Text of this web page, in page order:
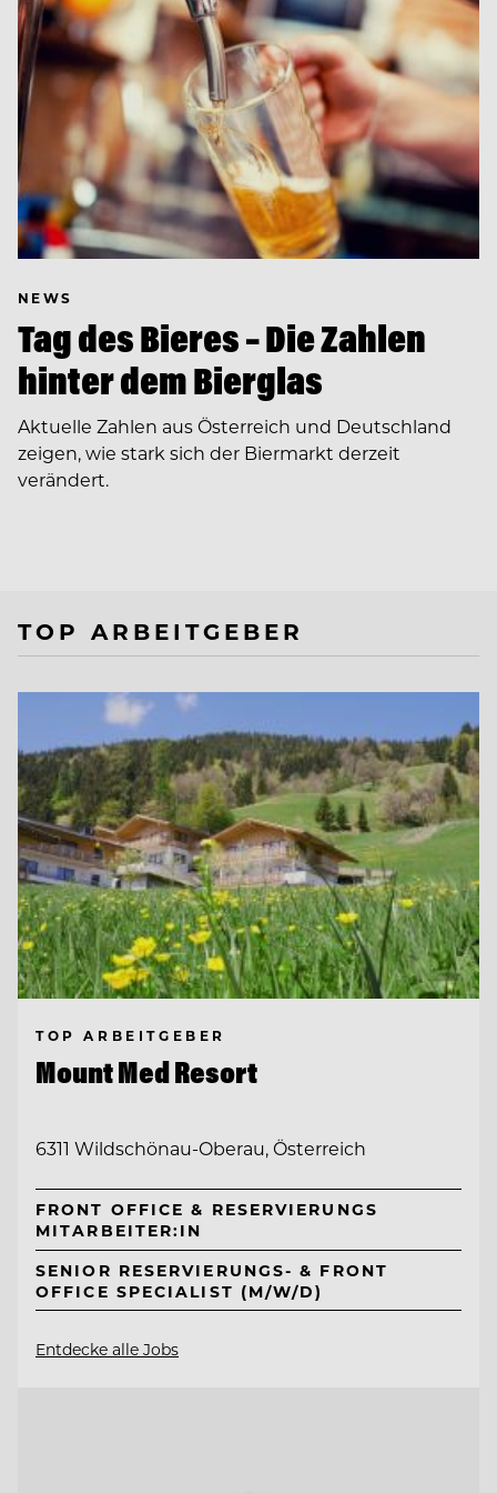
NEWS
Tag des Bieres – Die Zahlen
hinter dem Bierglas
Aktuelle Zahlen aus Österreich und Deutschland
zeigen, wie stark sich der Biermarkt derzeit
verändert.
TOP ARBEITGEBER
TOP ARBEITGEBER
Mount Med Resort
6311 Wildschönau-Oberau, Österreich
FRONT OFFICE & RESERVIERUNGS
MITARBEITER:IN
SENIOR RESERVIERUNGS- & FRONT
OFFICE SPECIALIST (M/W/D)
Entdecke alle Jobs